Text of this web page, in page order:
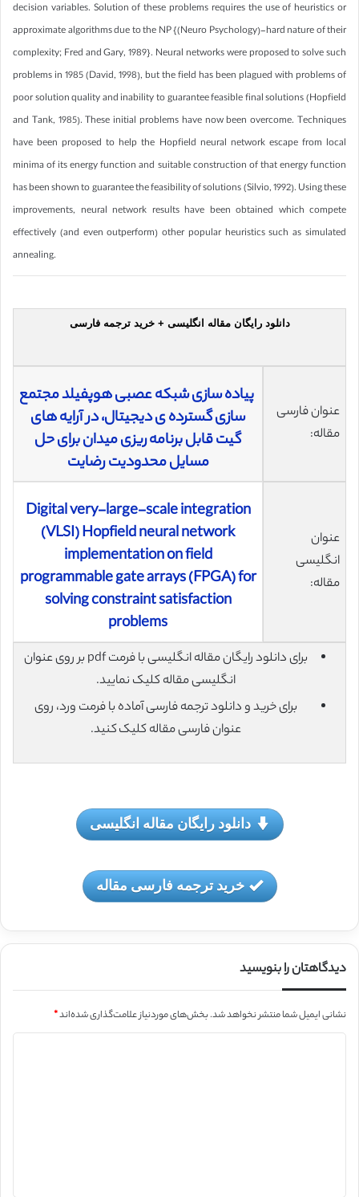
decision variables. Solution of these problems requires the use of heuristics or
approximate algorithms due to the NP {(Neuro Psychology)-hard nature of their
complexity; Fred and Gary, 1989}. Neural networks were proposed to solve such
problems in 1985 (David, 1998), but the field has been plagued with problems of
poor solution quality and inability to guarantee feasible final solutions (Hopfield
and Tank, 1985). These initial problems have now been overcome. Techniques
have been proposed to help the Hopfield neural network escape from local
minima of its energy function and suitable construction of that energy function
has been shown to guarantee the feasibility of solutions (Silvio, 1992). Using these
improvements, neural network results have been obtained which compete
effectively (and even outperform) other popular heuristics such as simulated
annealing.
دانلود رایگان مقاله انگلیسی + خرید ترجمه فارسی
عنوان فارسی
مقاله:
پیاده سازی شبکه عصبی هوپفیلد مجتمع
سازی گسترده ی دیجیتال، در آرایه های
گیت قابل برنامه ریزی میدان برای حل
مسایل محدودیت رضایت
عنوان
انگلیسی
مقاله:
Digital very-large-scale integration
(VLSI) Hopfield neural network
implementation on field
programmable gate arrays (FPGA) for
solving constraint satisfaction
problems
برای دانلود رایگان مقاله انگلیسی با فرمت pdf بر روی عنوان
انگلیسی مقاله کلیک نمایید.
برای خرید و دانلود ترجمه فارسی آماده با فرمت ورد، روی
عنوان فارسی مقاله کلیک کنید.
دانلود رایگان مقاله انگلیسی
خرید ترجمه فارسی مقاله
دیدگاهتان را بنویسید
نشانی ایمیل شما منتشر نخواهد شد.بخش‌های موردنیاز علامت‌گذاری شده‌اند*